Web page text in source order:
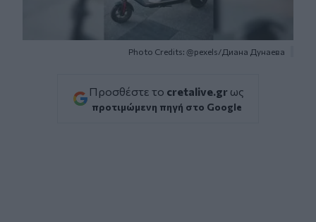
Photo Credits: @pexels/Диана Дунаева
Προσθέστε το cretalive.gr ως
προτιμώμενη πηγή στο Google